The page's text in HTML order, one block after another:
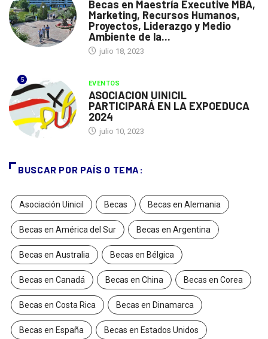
Becas en Maestría Executive MBA,
Marketing, Recursos Humanos,
Proyectos, Liderazgo y Medio
Ambiente de la...
julio 18, 2023
5 EVENTOS
ASOCIACION UINICIL
PARTICIPARÁ EN LA EXPOEDUCA
2024
julio 10, 2023
BUSCAR POR PAÍS O TEMA:
Asociación Uinicil Becas Becas en Alemania
Becas en América del Sur Becas en Argentina
Becas en Australia Becas en Bélgica
Becas en Canadá Becas en China Becas en Corea
Becas en Costa Rica Becas en Dinamarca
Becas en España Becas en Estados Unidos